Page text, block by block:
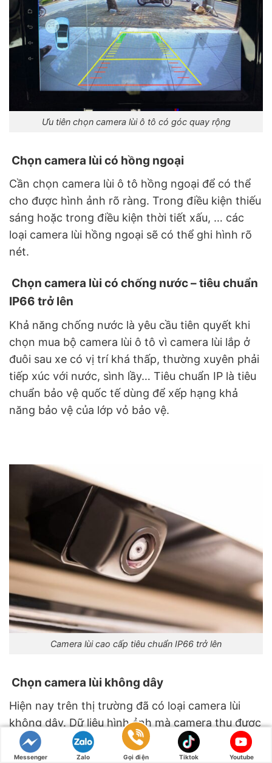
Ưu tiên chọn camera lùi ô tô có góc quay rộng
Chọn camera lùi có hồng ngoại
Cần chọn camera lùi ô tô hồng ngoại để có thể
cho được hình ảnh rõ ràng. Trong điều kiện thiếu
sáng hoặc trong điều kiện thời tiết xấu, … các
loại camera lùi hồng ngoại sẽ có thể ghi hình rõ
nét.
Chọn camera lùi có chống nước – tiêu chuẩn
IP66 trở lên
Khả năng chống nước là yêu cầu tiên quyết khi
chọn mua bộ camera lùi ô tô vì camera lùi lắp ở
đuôi sau xe có vị trí khá thấp, thường xuyên phải
tiếp xúc với nước, sình lầy… Tiêu chuẩn IP là tiêu
chuẩn bảo vệ quốc tế dùng để xếp hạng khả
năng bảo vệ của lớp vỏ bảo vệ.
Camera lùi cao cấp tiêu chuẩn IP66 trở lên
Chọn camera lùi không dây
Hiện nay trên thị trường đã có loại camera lùi
không dây. Dữ liệu hình ảnh mà camera thu được
sẽ truyền phát thông qua bộ truyền phát không
dây đi kèm, hay truyền phát trực tiếp tới màn
Messenger Zalo Gọi điện Tiktok Youtube